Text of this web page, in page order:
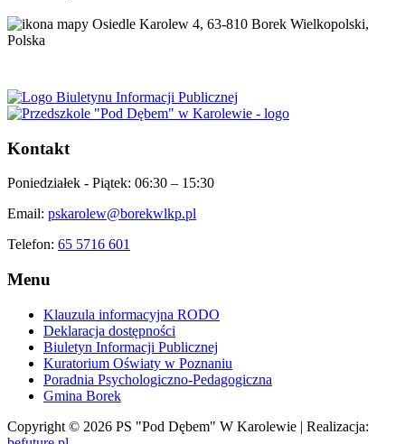
Osiedle Karolew 4, 63-810 Borek Wielkopolski,
Polska
Kontakt
Poniedziałek - Piątek: 06:30 – 15:30
Email: pskarolew@borekwlkp.pl
Telefon: 65 5716 601
Menu
Klauzula informacyjna RODO
Deklaracja dostępności
Biuletyn Informacji Publicznej
Kuratorium Oświaty w Poznaniu
Poradnia Psychologiczno-Pedagogiczna
Gmina Borek
Copyright © 2026 PS "Pod Dębem" W Karolewie | Realizacja: